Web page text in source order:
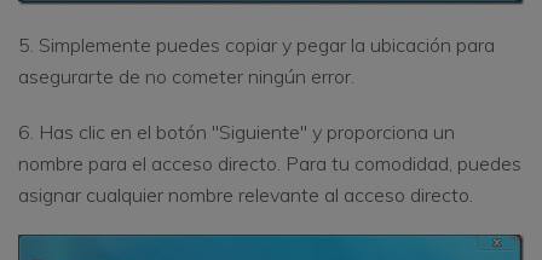
5. Simplemente puedes copiar y pegar la ubicación para
asegurarte de no cometer ningún error.
6. Has clic en el botón "Siguiente" y proporciona un
nombre para el acceso directo. Para tu comodidad, puedes
asignar cualquier nombre relevante al acceso directo.